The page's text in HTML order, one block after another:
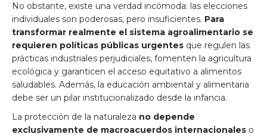
No obstante, existe una verdad incómoda: las elecciones
individuales son poderosas, pero insuficientes. Para
transformar realmente el sistema agroalimentario se
requieren políticas públicas urgentes que regulen las
prácticas industriales perjudiciales, fomenten la agricultura
ecológica y garanticen el acceso equitativo a alimentos
saludables. Además, la educación ambiental y alimentaria
debe ser un pilar institucionalizado desde la infancia.
La protección de la naturaleza no depende
exclusivamente de macroacuerdos internacionales o